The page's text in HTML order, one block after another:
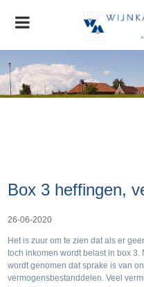
Home
Organisatie
Stichting MVO
Box 3 heffingen,
26-06-2020
Het is zuur om te zien dat als er
toch inkomen wordt belast in box
wordt genomen dat sprake is van
vermogensbestanddelen. Veel